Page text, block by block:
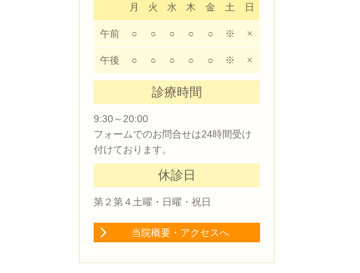
月 火 水 木 金 土 日
午前 ○ ○ ○ ○ ○ ※ ×
午後 ○ ○ ○ ○ ○ ※ ×
診療時間
9:30～20:00
フォームでのお問合せは24時間受け
付けております。
休診日
第２第４土曜・日曜・祝日
当院概要・アクセスへ